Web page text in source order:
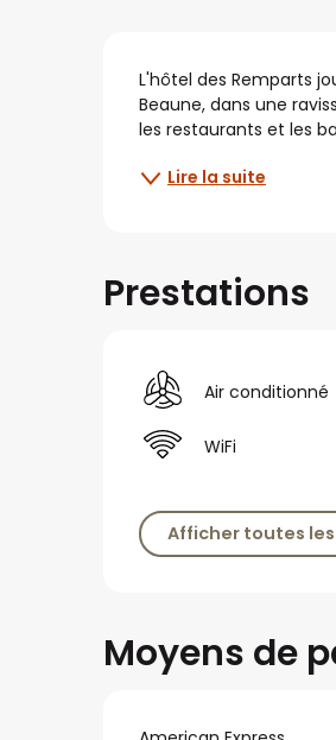
L'hôtel des Remparts
Beaune, dans une
les restaurants et les
Lire la suite
Prestations
Air conditionné
WiFi
Afficher toutes
Moyens de